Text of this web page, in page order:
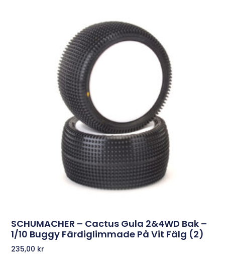
SCHUMACHER – Cactus Gula 2&4WD Bak –
1/10 Buggy Färdiglimmade På Vit Fälg (2)
235,00 kr